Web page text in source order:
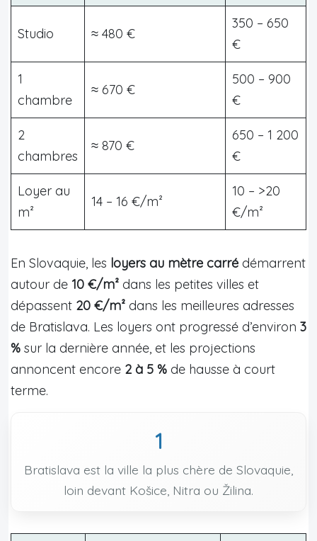
Studio ≈ 480 €
350 – 650
€
1
chambre
≈ 670 €
500 – 900
€
2
chambres
≈ 870 €
650 – 1 200
€
Loyer au
m²
14 – 16 €/m²
10 – >20
€/m²
En Slovaquie, les loyers au mètre carré démarrent
autour de 10 €/m² dans les petites villes et
dépassent 20 €/m² dans les meilleures adresses
de Bratislava. Les loyers ont progressé d’environ 3
% sur la dernière année, et les projections
annoncent encore 2 à 5 % de hausse à court
terme.
1
Bratislava est la ville la plus chère de Slovaquie,
loin devant Košice, Nitra ou Žilina.